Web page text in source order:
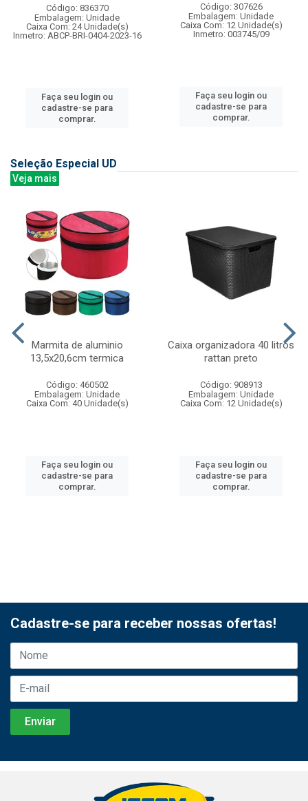
Código: 836370
Embalagem: Unidade
Caixa Com: 24 Unidade(s)
Inmetro: ABCP-BRI-0404-2023-16
Faça seu login ou
cadastre-se para
comprar.
Código: 307626
Embalagem: Unidade
Caixa Com: 12 Unidade(s)
Inmetro: 003745/09
Faça seu login ou
cadastre-se para
comprar.
Seleção Especial UD
Veja mais
Marmita de aluminio
13,5x20,6cm termica
Código: 460502
Embalagem: Unidade
Caixa Com: 40 Unidade(s)
Faça seu login ou
cadastre-se para
comprar.
Caixa organizadora 40 litros
rattan preto
Código: 908913
Embalagem: Unidade
Caixa Com: 12 Unidade(s)
Faça seu login ou
cadastre-se para
comprar.
Cadastre-se para receber nossas ofertas!